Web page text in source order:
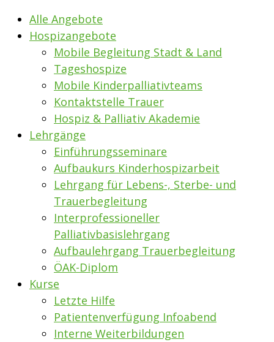
Alle Angebote
Hospizangebote
Mobile Begleitung Stadt & Land
Tageshospize
Mobile Kinderpalliativteams
Kontaktstelle Trauer
Hospiz & Palliativ Akademie
Lehrgänge
Einführungsseminare
Aufbaukurs Kinderhospizarbeit
Lehrgang für Lebens-, Sterbe- und
Trauerbegleitung
Interprofessioneller
Palliativbasislehrgang
Aufbaulehrgang Trauerbegleitung
ÖAK-Diplom
Kurse
Letzte Hilfe
Patientenverfügung Infoabend
Interne Weiterbildungen